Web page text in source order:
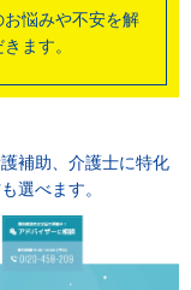
悩みや不安を解
ます。
補助、介護士に特化
選べます。